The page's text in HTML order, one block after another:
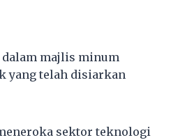
dalam majlis minum
yang telah disiarkan
sektor teknologi